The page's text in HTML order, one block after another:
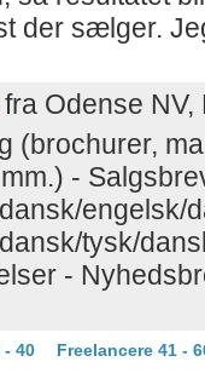
der sælger.
fra Odense NV,
(brochurer,
-
engelsk/
tysk/
-
- 40 Freelancere 41 -